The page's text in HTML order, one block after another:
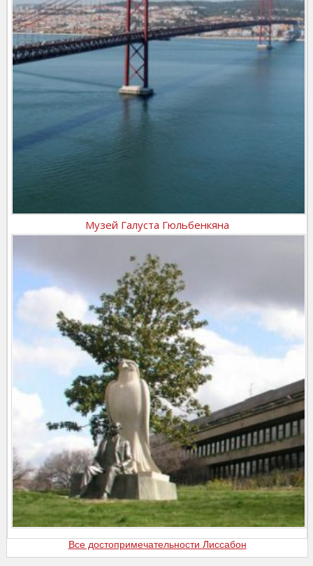
Музей Галуста Гюльбенкяна
Все достопримечательности Лиссабон